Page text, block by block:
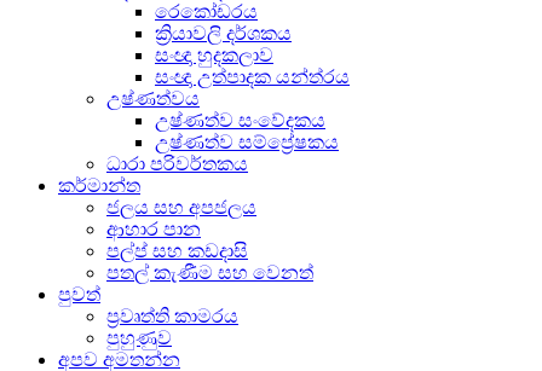
රෙකෝඩරය
ක්‍රියාවලි දර්ශකය
සංඥා හුදකලාව
සංඥා උත්පාදක යන්ත්රය
උෂ්ණත්වය
උෂ්ණත්ව සංවේදකය
උෂ්ණත්ව සම්ප්‍රේෂකය
ධාරා පරිවර්තකය
කර්මාන්ත
ජලය සහ අපජලය
ආහාර පාන
පල්ප් සහ කඩදාසි
පතල් කැණීම සහ වෙනත්
පුවත්
ප්‍රවෘත්ති කාමරය
පුහුණුව
අපව අමතන්න